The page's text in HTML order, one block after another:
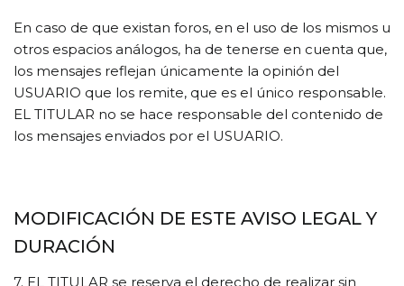
En caso de que existan foros, en el uso de los mismos u
otros espacios análogos, ha de tenerse en cuenta que,
los mensajes reflejan únicamente la opinión del
USUARIO que los remite, que es el único responsable.
EL TITULAR no se hace responsable del contenido de
los mensajes enviados por el USUARIO.
MODIFICACIÓN DE ESTE AVISO LEGAL Y
DURACIÓN
7. EL TITULAR se reserva el derecho de realizar sin